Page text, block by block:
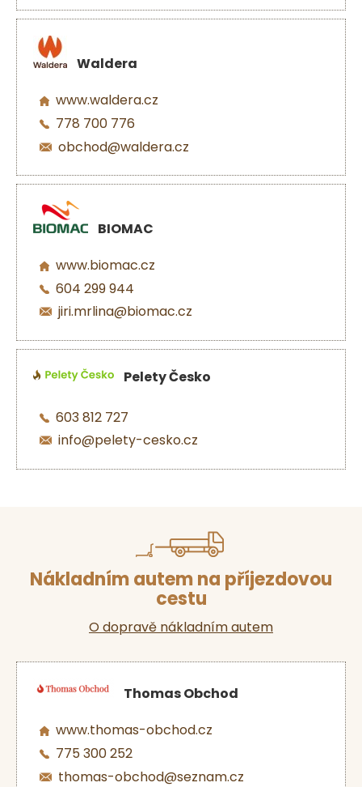
Waldera
www.waldera.cz
778 700 776
obchod@waldera.cz
BIOMAC
www.biomac.cz
604 299 944
jiri.mrlina@biomac.cz
Pelety Česko
603 812 727
info@pelety-cesko.cz
Nákladním autem na příjezdovou
cestu
O dopravě nákladním autem
Thomas Obchod
www.thomas-obchod.cz
775 300 252
thomas-obchod@seznam.cz